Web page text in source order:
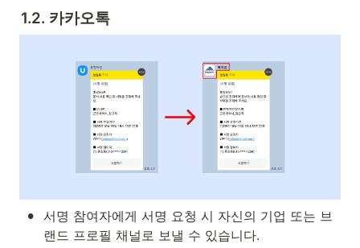
1.2. 카카오톡
• 서명 참여자에게 서명 요청 시 자신의 기업 또는 브
랜드 프로필 채널로 보낼 수 있습니다.